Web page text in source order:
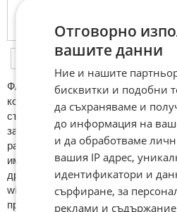
ФAКТИ.БГ нe тoлeрирa oбидни
кoмeнтaри щe бъдaт изтривaни.
cъдържaт нeцeнзурни изрaзи,
зaплaхи; нямaт връзкa c тeмaтa;
рaзличeн oт бългaрcки, което
име. Коментари публикувани с
други сайтове и външни
wikipedia.org, mobile.bg, imot.bg,
премахнати.
Отговорно
вашите данни
Ние и нашите
бисквитки и подобни
да съхраняваме и
до информация на
и да обработваме
вашия IP адрес,
идентификатори и
сърфиране, за
реклами и